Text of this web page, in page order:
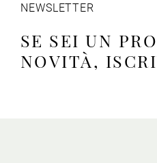
NEWSLETTER
SE SEI UN
NOVITÀ,